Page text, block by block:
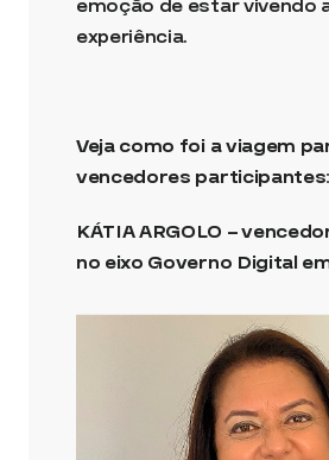
emoção de estar vivendo
experiência.
Veja como foi a viagem
vencedores participantes:
KÁTIA ARGOLO –
no eixo Governo Digital